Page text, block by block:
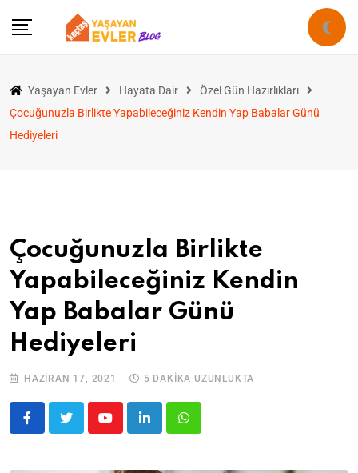
Yaşayan Evler Hayata Dair
Özel Gün Hazırlıkları
Çocuğunuzla Birlikte Yapabileceğiniz Kendin Yap Babalar Günü
Hediyeleri
Çocuğunuzla Birlikte
Yapabileceğiniz Kendin
Yap Babalar Günü
Hediyeleri
HAZIRAN 17, 2021 5 DAKIKA UZUNLUKTA